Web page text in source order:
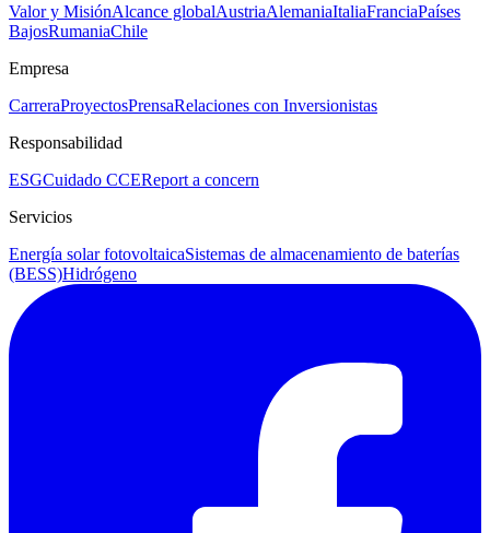
Valor y MisiónAlcance globalAustriaAlemaniaItaliaFranciaPaíses
BajosRumaniaChile
Empresa
CarreraProyectosPrensaRelaciones con Inversionistas
Responsabilidad
ESGCuidado CCEReport a concern
Servicios
Energía solar fotovoltaicaSistemas de almacenamiento de baterías
(BESS)Hidrógeno